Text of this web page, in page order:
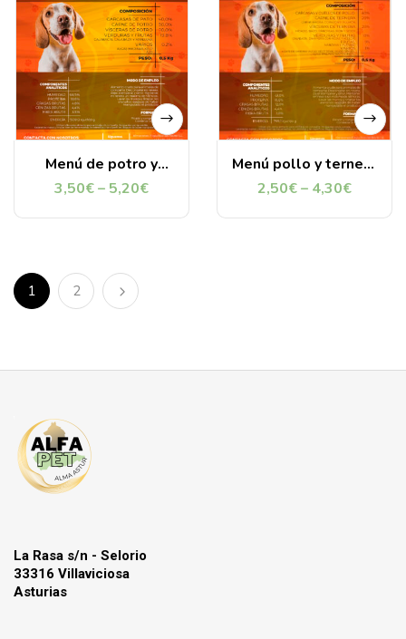
Menú de potro y
pato Alma Astur
3,50€– 5,20€
Menú pollo y ternera
Alma Astur
2,50€– 4,30€
1 2
La Rasa s/n - Selorio
33316 Villaviciosa
Asturias